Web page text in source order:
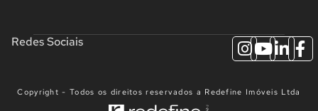
Redes Sociais
Copyright - Todos os direitos reservados a Redefine Imóveis Ltda